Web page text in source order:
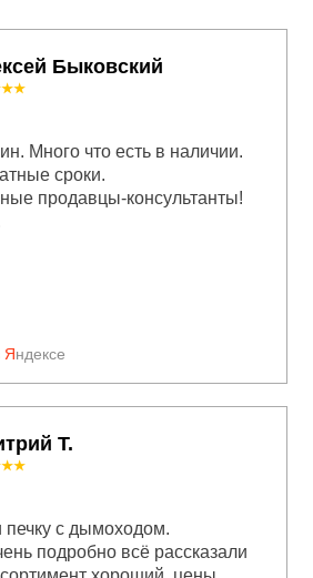
Быковский
Яндексе
Много что есть в наличии.
сроки.
продавцы-консультанты!
печку с дымоходом.
подробно всё рассказали
Т.